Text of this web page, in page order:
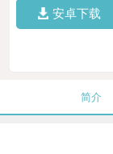
安卓下载
简介